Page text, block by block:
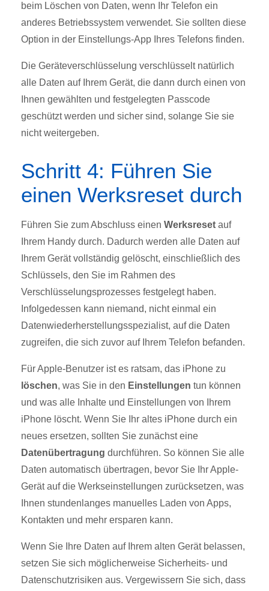
beim Löschen von Daten, wenn Ihr Telefon ein
anderes Betriebssystem verwendet. Sie sollten diese
Option in der Einstellungs-App Ihres Telefons finden.
Die Geräteverschlüsselung verschlüsselt natürlich
alle Daten auf Ihrem Gerät, die dann durch einen von
Ihnen gewählten und festgelegten Passcode
geschützt werden und sicher sind, solange Sie sie
nicht weitergeben.
Schritt 4: Führen Sie
einen Werksreset durch
Führen Sie zum Abschluss einen Werksreset auf
Ihrem Handy durch. Dadurch werden alle Daten auf
Ihrem Gerät vollständig gelöscht, einschließlich des
Schlüssels, den Sie im Rahmen des
Verschlüsselungsprozesses festgelegt haben.
Infolgedessen kann niemand, nicht einmal ein
Datenwiederherstellungsspezialist, auf die Daten
zugreifen, die sich zuvor auf Ihrem Telefon befanden.
Für Apple-Benutzer ist es ratsam, das iPhone zu
löschen, was Sie in den Einstellungen tun können
und was alle Inhalte und Einstellungen von Ihrem
iPhone löscht. Wenn Sie Ihr altes iPhone durch ein
neues ersetzen, sollten Sie zunächst eine
Datenübertragung durchführen. So können Sie alle
Daten automatisch übertragen, bevor Sie Ihr Apple-
Gerät auf die Werkseinstellungen zurücksetzen, was
Ihnen stundenlanges manuelles Laden von Apps,
Kontakten und mehr ersparen kann.
Wenn Sie Ihre Daten auf Ihrem alten Gerät belassen,
setzen Sie sich möglicherweise Sicherheits- und
Datenschutzrisiken aus. Vergewissern Sie sich, dass